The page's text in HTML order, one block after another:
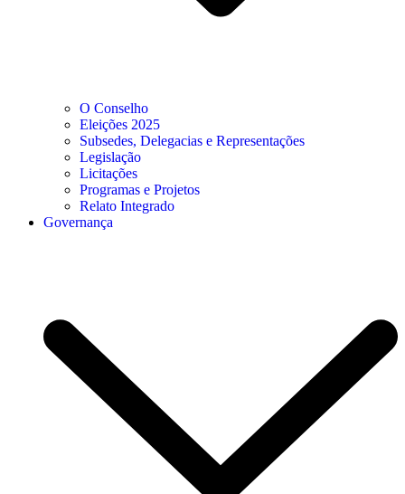
O Conselho
Eleições 2025
Subsedes, Delegacias e Representações
Legislação
Licitações
Programas e Projetos
Relato Integrado
Governança